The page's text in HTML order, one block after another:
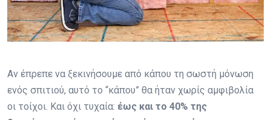
Αν έπρεπε να ξεκινήσουμε από κάπου τη σωστή μόνωση
ενός σπιτιού, αυτό το “κάπου” θα ήταν χωρίς αμφιβολία
οι τοίχοι. Και όχι τυχαία: έως και το 40% της